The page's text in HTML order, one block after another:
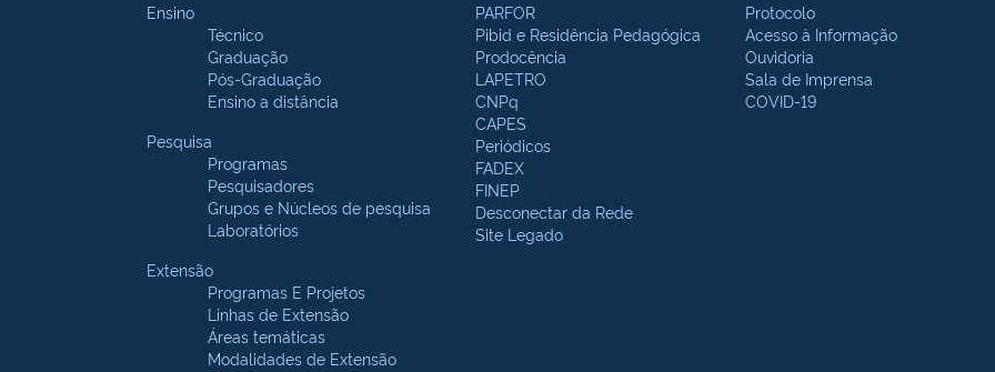
Ensino
Técnico
Graduação
Pós-Graduação
Ensino a distância
Pesquisa
Programas
Pesquisadores
Grupos e Núcleos de pesquisa
Laboratórios
Extensão
Programas E Projetos
Linhas de Extensão
Áreas temáticas
Modalidades de Extensão
PARFOR
Pibid e Residência Pedagógica
Prodocência
LAPETRO
CNPq
CAPES
Periódicos
FADEX
FINEP
Desconectar da Rede
Site Legado
Protocolo
Acesso à Informação
Ouvidoria
Sala de Imprensa
COVID-19